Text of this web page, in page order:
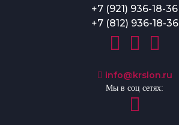
+7 (921) 936-18-36
+7 (812) 936-18-36
info@krslon.ru
Мы в соц сетях: